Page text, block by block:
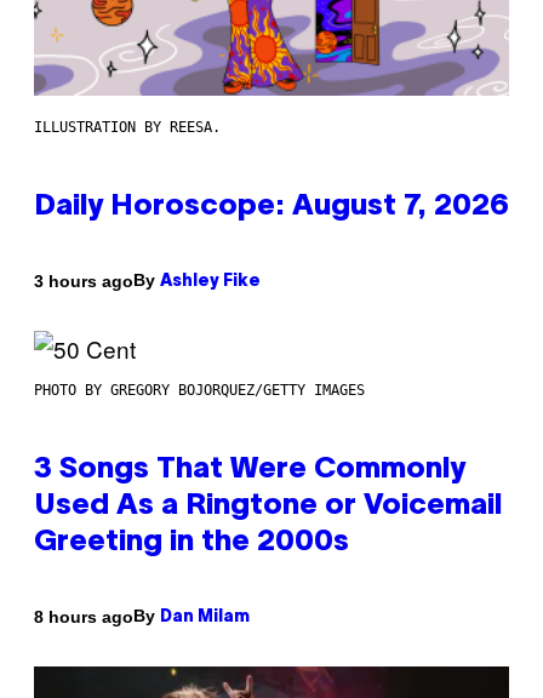
ILLUSTRATION BY REESA.
Daily Horoscope: August 7, 2026
3 hours agoBy Ashley Fike
PHOTO BY GREGORY BOJORQUEZ/GETTY IMAGES
3 Songs That Were Commonly
Used As a Ringtone or Voicemail
Greeting in the 2000s
8 hours agoBy Dan Milam